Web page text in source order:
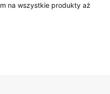
na wszystkie produkty aż